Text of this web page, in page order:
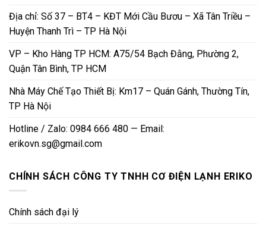
Địa chỉ: Số 37 – BT4 – KĐT Mới Cầu Bươu – Xã Tân Triều –
Huyện Thanh Trì – TP Hà Nội
VP – Kho Hàng TP HCM: A75/54 Bạch Đằng, Phường 2,
Quận Tân Bình, TP HCM
Nhà Máy Chế Tạo Thiết Bị: Km17 – Quán Gánh, Thường Tín,
TP Hà Nội
Hotline / Zalo: 0984 666 480 — Email:
erikovn.sg@gmail.com
CHÍNH SÁCH CÔNG TY TNHH CƠ ĐIỆN LẠNH ERIKO
Chính sách đại lý